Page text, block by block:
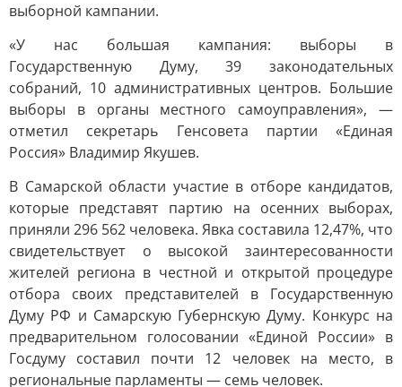
выборной кампании.
«У нас большая кампания: выборы в
Государственную Думу, 39 законодательных
собраний, 10 административных центров. Большие
выборы в органы местного самоуправления», —
отметил секретарь Генсовета партии «Единая
Россия» Владимир Якушев.
В Самарской области участие в отборе кандидатов,
которые представят партию на осенних выборах,
приняли 296 562 человека. Явка составила 12,47%, что
свидетельствует о высокой заинтересованности
жителей региона в честной и открытой процедуре
отбора своих представителей в Государственную
Думу РФ и Самарскую Губернскую Думу. Конкурс на
предварительном голосовании «Единой России» в
Госдуму составил почти 12 человек на место, в
региональные парламенты — семь человек.